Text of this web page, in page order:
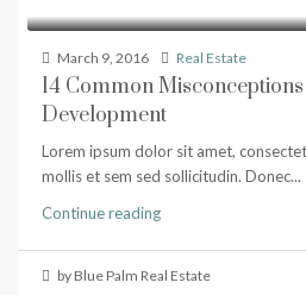
March 9, 2016 Real Estate
14 Common
Development
Lorem ipsum dolor sit amet,
mollis et sem sed sollicitudin. Donec...
Continue reading
by Blue Palm Real Estate